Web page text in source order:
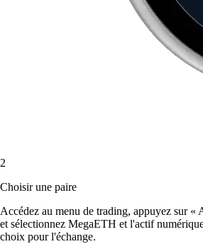
2
Choisir une paire
Accédez au menu de trading, appuyez sur «
et sélectionnez MegaETH et l'actif
choix pour l'échange.